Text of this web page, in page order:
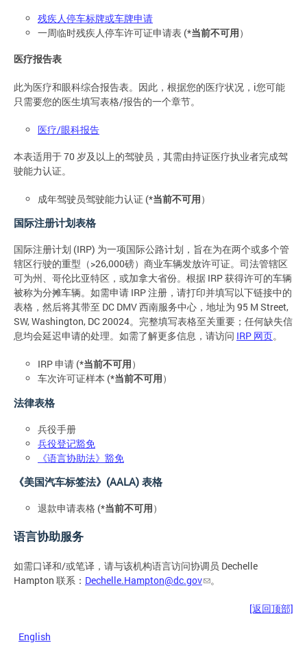
残疾人停车标牌或车牌申请
一周临时残疾人停车许可证申请表 (*当前不可用）
医疗报告表
此为医疗和眼科综合报告表。因此，根据您的医疗状况，i您可能
只需要您的医生填写表格/报告的一个章节。
医疗/眼科报告
本表适用于 70 岁及以上的驾驶员，其需由持证医疗执业者完成驾
驶能力认证。
成年驾驶员驾驶能力认证 (*当前不可用）
国际注册计划表格
国际注册计划 (IRP) 为一项国际公路计划，旨在为在两个或多个管
辖区行驶的重型（>26,000磅）商业车辆发放许可证。司法管辖区
可为州、哥伦比亚特区，或加拿大省份。根据 IRP 获得许可的车辆
被称为分摊车辆。如需申请 IRP 注册，请打印并填写以下链接中的
表格，然后将其带至 DC DMV 西南服务中心，地址为 95 M Street,
SW, Washington, DC 20024。完整填写表格至关重要；任何缺失信
息均会延迟申请的处理。如需了解更多信息，请访问 IRP 网页。
IRP 申请 (*当前不可用）
车次许可证样本 (*当前不可用）
法律表格
兵役手册
兵役登记豁免
《语言协助法》豁免
《美国汽车标签法》(AALA) 表格
退款申请表格 (*当前不可用）
语言协助服务
如需口译和/或笔译，请与该机构语言访问协调员 Dechelle
Hampton 联系： Dechelle.Hampton@dc.gov 。
[返回顶部]
English